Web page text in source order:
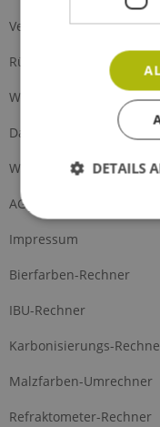
Versand und Zahlung
Rückgabe
Widerrufsrecht
Datenschutz
Widerrufsformular
AGB
Impressum
Bierfarben-Rechner
IBU-Rechner
Karbonisierungs-
Malzfarben-Umrechner
Refraktometer-Rechner
DETAILS